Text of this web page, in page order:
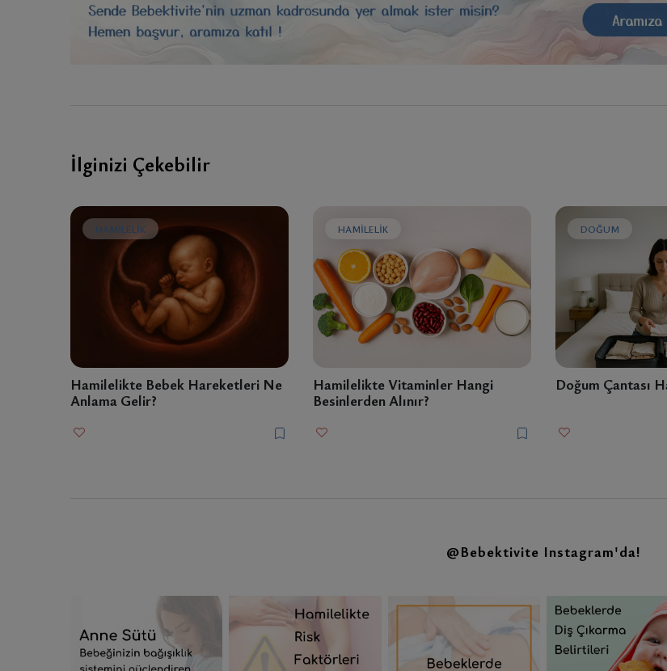
İlginizi Çekebilir
HAMILELIK
Hamilelikte Bebek Hareketleri Ne
Anlama Gelir?
HAMILELIK
Hamilelikte Vitaminler Hangi
Besinlerden Alınır?
DOĞUM
Doğum Çantası
@Bebektivite Instagram'da!